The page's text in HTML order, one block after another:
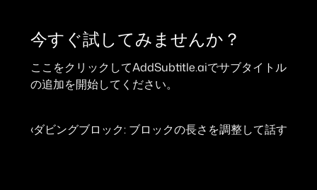
今すぐ試してみませんか？
ここをクリックしてAddSubtitle.aiでサブタイトル
の追加を開始してください。
‹ダビングブロック: ブロックの長さを調整して話す速度